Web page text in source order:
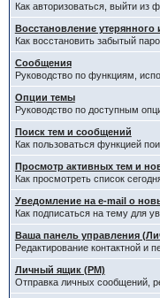
Как авторизоваться, выйти из
Восстановление утерянного
Как восстановить забытый
Сообщения
Руководство по функциям,
Опции темы
Руководство по доступным
Поиск тем и сообщений
Как пользоваться функцией
Просмотр активных тем и
Как просмотреть список
Уведомление на e-mail о
Как подписаться на тему для
Ваша панель управления
Редактирование контактной и
Личный ящик (PM)
Отправка личных сообщений,